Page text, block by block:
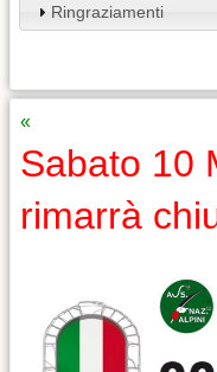
Ringraziamenti
«
Sabato 10
rimarrà